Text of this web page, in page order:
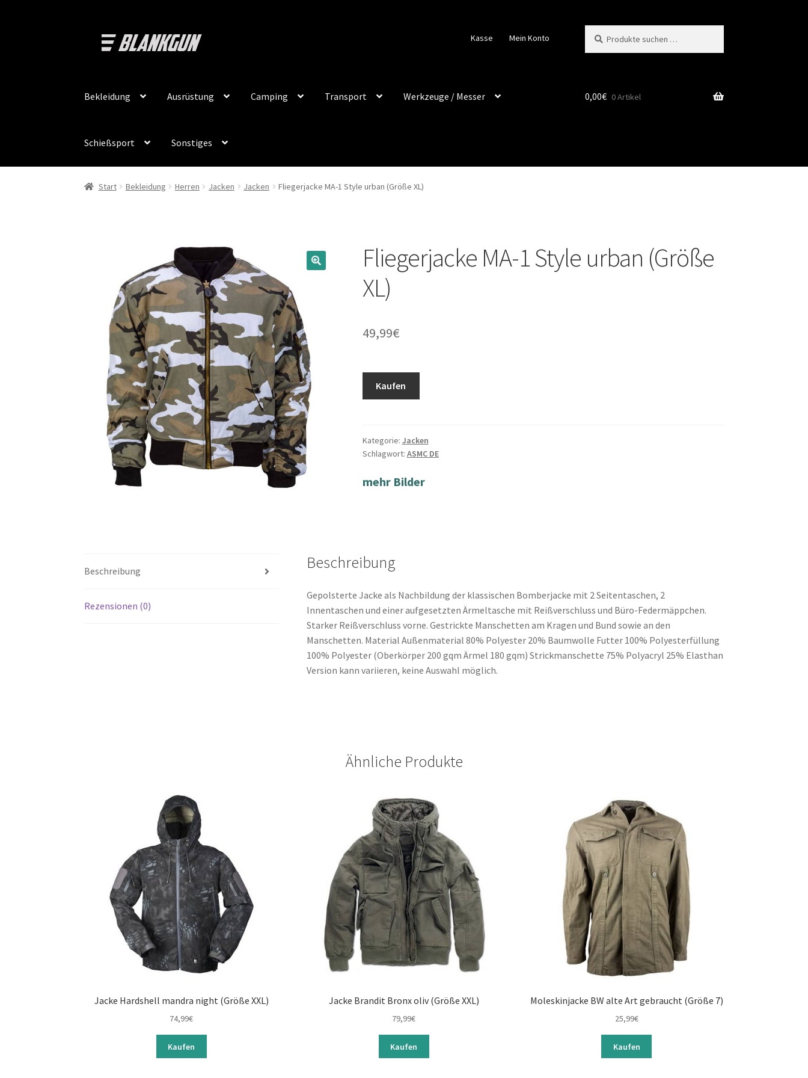
Navigation
Zum
Inhalt
Kasse Mein Konto
nach:
Bekleidung Ausrüstung Camping Transport Werkzeuge / Messer
Schießsport Sonstiges
0,00€ 0 Artikel
Start Bekleidung Herren Jacken Jacken Fliegerjacke MA-1 Style urban (Größe XL)
Fliegerjacke MA-1 Style urban (Größe
XL)
49,99€
Kaufen
Kategorie: Jacken
Schlagwort: ASMC DE
mehr Bilder
Beschreibung
Rezensionen (0)
Beschreibung
Gepolsterte Jacke als Nachbildung der klassischen Bomberjacke mit 2 Seitentaschen, 2
Innentaschen und einer aufgesetzten Ärmeltasche mit Reißverschluss und Büro-Federmäppchen.
Starker Reißverschluss vorne. Gestrickte Manschetten am Kragen und Bund sowie an den
Manschetten. Material Außenmaterial 80% Polyester 20% Baumwolle Futter 100% Polyesterfüllung
100% Polyester (Oberkörper 200 gqm Ärmel 180 gqm) Strickmanschette 75% Polyacryl 25% Elasthan
Version kann variieren, keine Auswahl möglich.
Ähnliche Produkte
Jacke Hardshell mandra night (Größe XXL)
74,99€
Kaufen
Jacke Brandit Bronx oliv (Größe XXL)
79,99€
Kaufen
Moleskinjacke BW alte Art gebraucht (Größe 7)
25,99€
Kaufen